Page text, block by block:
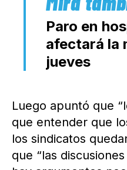
Paro en
afectará la
jueves
Luego apuntó que
que entender que
los sindicatos
que “las